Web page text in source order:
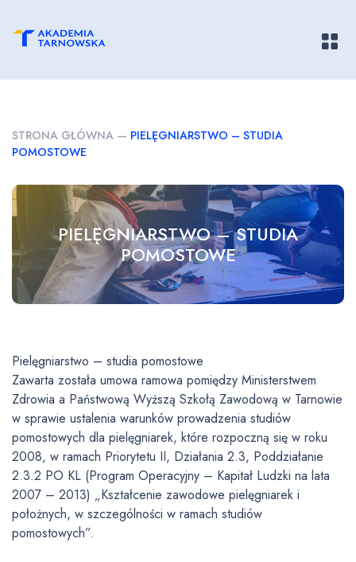
STRONA GŁÓWNA — PIELĘGNIARSTWO – STUDIA
POMOSTOWE
PIELĘGNIARSTWO – STUDIA
POMOSTOWE
Pielęgniarstwo – studia pomostowe
Zawarta została umowa ramowa pomiędzy Ministerstwem
Zdrowia a Państwową Wyższą Szkołą Zawodową w Tarnowie
w sprawie ustalenia warunków prowadzenia studiów
pomostowych dla pielęgniarek, które rozpoczną się w roku
2008, w ramach Priorytetu II, Działania 2.3, Poddziałanie
2.3.2 PO KL (Program Operacyjny – Kapitał Ludzki na lata
2007 – 2013) „Kształcenie zawodowe pielęgniarek i
położnych, w szczególności w ramach studiów
pomostowych”.